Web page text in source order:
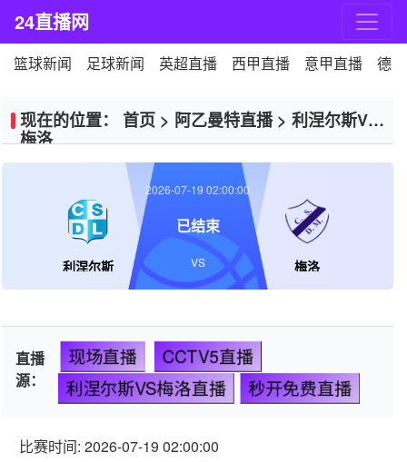
24直播网
篮球新闻 足球新闻 英超直播 西甲直播 意甲直播 德
现在的位置： 首页 > 阿乙曼特直播> 利涅尔斯VS
梅洛
利涅尔斯 梅洛
2026-07-19 02:00:00
已结束
VS
直播
源：
现场直播
CCTV5直播
利涅尔斯VS梅洛直播
秒开免费直播
比赛时间: 2026-07-19 02:00:00